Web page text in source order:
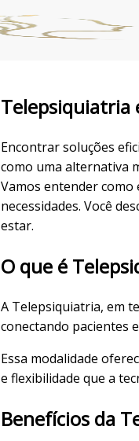
Telepsiquiatria
Encontrar soluções
como uma alternativa
Vamos entender
necessidades. Você
estar.
O que é
A Telepsiquiatria, em
conectando pacientes
Essa modalidade
e flexibilidade que a
Benefícios da